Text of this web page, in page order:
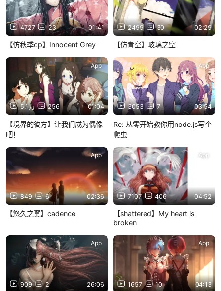
4727 23 01:41
【仿秋季op】Innocent Grey
2499 30 02:29
【仿青空】玻璃之空
5.1万 256 01:04
App
【境界的彼方】让我们成为偶像
吧！
3053 7 03:54
App
Re: 从零开始教你用node.js写个
爬虫
849 6 02:36
App
【悠久之翼】cadence
7107 406 04:52
App
【shattered】My heart is
broken
909 2 26:06
App
1657 10 04:13
App